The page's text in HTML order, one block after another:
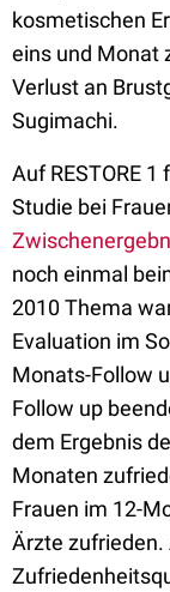
kosmetischen
eins und Monat
Verlust an
Sugimachi.
Auf RESTORE 1
Studie bei
noch einmal
2010 Thema
Evaluation im
Monats-Follow
Follow up
dem Ergebnis
Monaten
Frauen im 12-
Ärzte zufrieden.